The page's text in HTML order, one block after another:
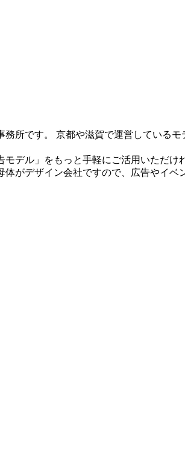
務所です。 京都や滋賀で運営している
デル」をもっと手軽にご活用いただ
がデザイン会社ですので、広告やイ